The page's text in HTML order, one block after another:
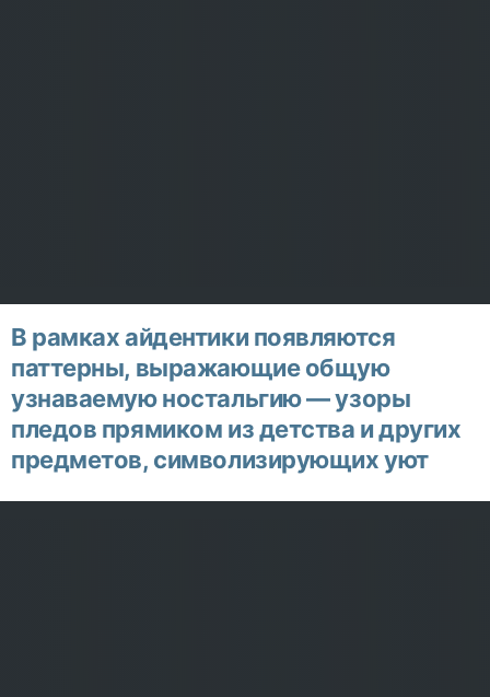
В рамках айдентики появляются
паттерны, выражающие общую
узнаваемую ностальгию — узоры
пледов прямиком из детства и других
предметов, символизирующих уют